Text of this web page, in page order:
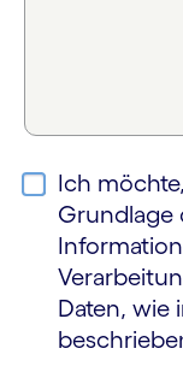
Ich
Grundlage
Daten, wie